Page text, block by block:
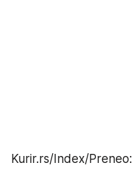
Kurir.rs/Index/Preneo: